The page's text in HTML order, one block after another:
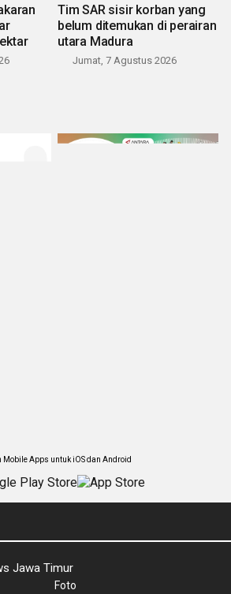
Tim SAR sisir korban yang
belum ditemukan di perairan
utara Madura
Jumat, 7 Agustus 2026
Mobile Apps untuk iOS dan Android
Jawa Timur
Foto